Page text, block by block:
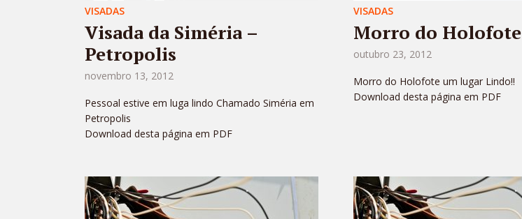
VISADAS
Visada da Siméria –
Petropolis
novembro 13, 2012
Pessoal estive em luga lindo Chamado Siméria em
Petropolis
Download desta página em PDF
VISADAS
Morro do Holofote
outubro 23, 2012
Morro do Holofote um lugar Lindo!!
Download desta página em PDF